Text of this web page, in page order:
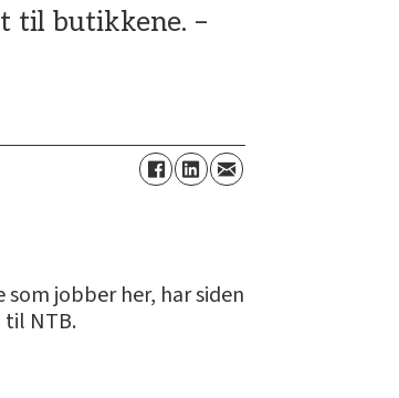
til butikkene. –
jobber her, har siden
NTB.